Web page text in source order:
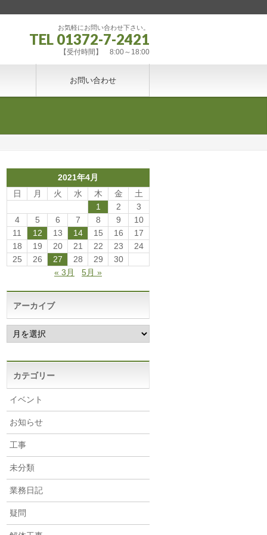
お気軽にお問い合わせ下さい。
TEL 01372-7-2421
【受付時間】 8:00～18:00
お問い合わせ
2021年4月
日
月 火 水 木 金
土
1
2
3
4
5 6 7 8 9
10
11
12 13 14 15 16
17
18
19 20 21 22 23
24
25
26 27 28 29
30
« 3月
5月 »
アーカイブ
ア
ー
イ
ブカテゴリー
イベント
お知らせ
工事
未分類
業務日記
疑問